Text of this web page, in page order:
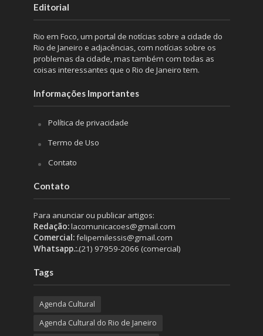
Editorial
Rio em Foco, um portal de notícias sobre a cidade do
Rio de Janeiro e adjacências, com notícias sobre os
problemas da cidade, mas também com todas as
coisas interessantes que o Rio de Janeiro tem.
Informações Importantes
Política de privacidade
Termo de Uso
Contato
Contato
Para anunciar ou publicar artigos:
Redação:lacomunicacoes@gmail.com
Comercial:felipemilessis@gmail.com
Whatsapp.:.(21) 97959-2066 (comercial)
Tags
Agenda Cultural
Agenda Cultural do Rio de Janeiro